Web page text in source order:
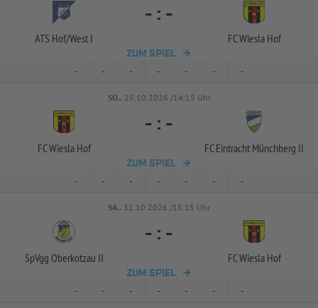
ATS Hof/West I
- : -
FC Wiesla Hof
ZUM SPIEL
- - - - - - -
SO.. 25.10.2026 /14:15 Uhr
FC Wiesla Hof
- : -
FC Eintracht Münchberg II
ZUM SPIEL
- - - - - - -
SA.. 31.10.2026 /15:15 Uhr
SpVgg Oberkotzau II
- : -
FC Wiesla Hof
ZUM SPIEL
- - - - - - -